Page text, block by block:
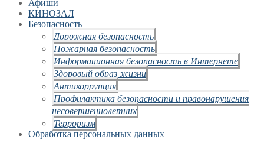
Афиши
КИНОЗАЛ
Безопасность
Дорожная безопасность
Пожарная безопасность
Информационная безопасность в Интернете
Здоровый образ жизни
Антикоррупция
Профилактика безопасности и правонарушения
несовершеннолетних
Терроризм
Обработка персональных данных